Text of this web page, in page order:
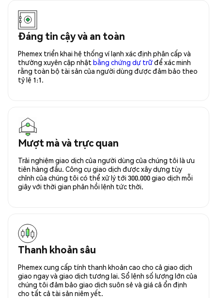
Đáng tin cậy và an toàn
Phemex triển khai hệ thống ví lạnh xác định phân cấp và
thường xuyên cập nhật bằng chứng dự trữđể xác minh
rằng toàn bộ tài sản của người dùng được đảm bảo theo
tỷ lệ 1:1.
Mượt mà và trực quan
Trải nghiệm giao dịch của người dùng của chúng tôi là ưu
tiên hàng đầu. Công cụ giao dịch được xây dựng tùy
chỉnh của chúng tôi có thể xử lý tới 300.000 giao dịch mỗi
giây với thời gian phản hồi lệnh tức thời.
Thanh khoản sâu
Phemex cung cấp tính thanh khoản cao cho cả giao dịch
giao ngay và giao dịch tương lai. Sổ lệnh số lượng lớn của
chúng tôi đảm bảo giao dịch suôn sẻ và giá cả ổn định
cho tất cả tài sản niêm yết.